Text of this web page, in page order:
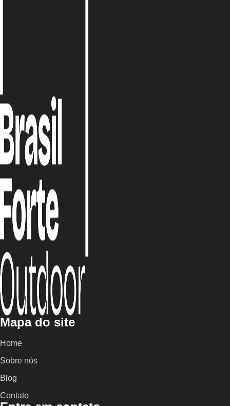
Mapa do site
Home
Sobre nós
Blog
Contato